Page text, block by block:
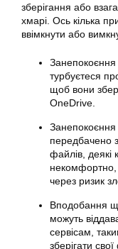
зберігання або
хмарі. Ось кілька
ввімкнути або
турбуєтеся
щоб вони
OneDrive.
передбачено
файлів, деякі
некомфортно,
через ризик
Вподобання
можуть
сервісам,
зберігати